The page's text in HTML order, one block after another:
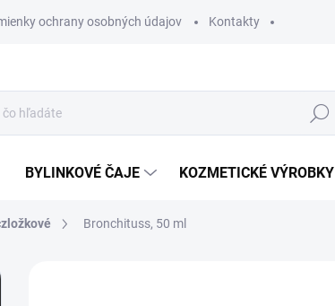
ochrany osobných údajov Kontakty
Hľadať
BYLINKOVÉ ČAJE KOZMETICKÉ VÝROBKY
Bronchituss, 50 ml